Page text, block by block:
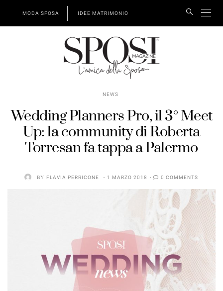
MODA SPOSA IDEE MATRIMONIO
NEWS
Wedding Planners Pro, il 3° Meet
Up: la community di Roberta
Torresan fa tappa a Palermo
BY FLAVIA PERRICONE 1 MARZO 2018 0 COMMENTS